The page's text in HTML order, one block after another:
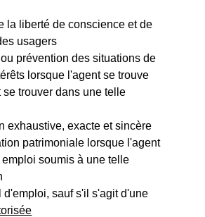
la liberté de conscience et de
usagers
prévention des situations de
lorsque l'agent se trouve
se trouver dans une telle
exhaustive, exacte et sincère
patrimoniale lorsque l'agent
soumis à une telle
d'emploi, sauf s'il s'agit d'une